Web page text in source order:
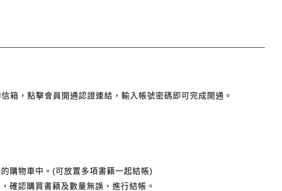
箱，點擊會員開通認證連結，輸入帳號密碼即可完成開通。
購物車中。(可放置多項書籍一起結帳)
確認購買書籍及數量無誤，進行結帳。